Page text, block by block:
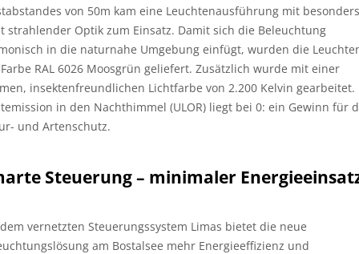
von 50m kam eine Leuchtenausführung mit besonders
strahlender Optik zum Einsatz. Damit sich die Beleuchtung
in die naturnahe Umgebung einfügt, wurden die
RAL 6026 Moosgrün geliefert. Zusätzlich wurde mit einer
insektenfreundlichen Lichtfarbe von 2.200 Kelvin gearbeitet.
in den Nachthimmel (ULOR) liegt bei 0: ein Gewinn für
und Artenschutz.
Steuerung – minimaler
vernetzten Steuerungssystem Limas bietet die neue
am Bostalsee mehr Energieeffizienz und